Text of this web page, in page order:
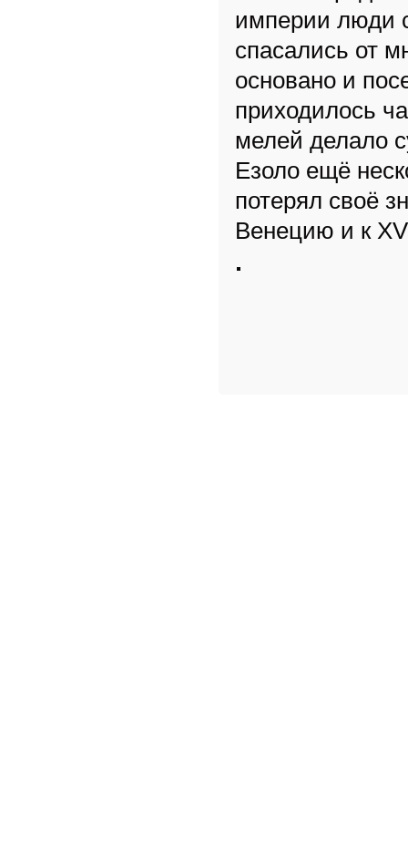
империи люди
спасались от
основано и
приходилось
мелей делало
Езоло ещё
потерял своё
Венецию и к